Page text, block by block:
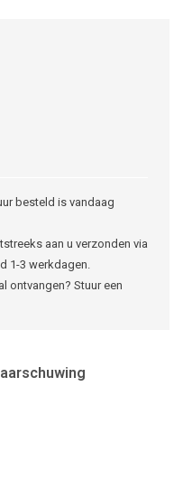
besteld is vandaag
aan u verzonden via
1-3 werkdagen.
ontvangen? Stuur een